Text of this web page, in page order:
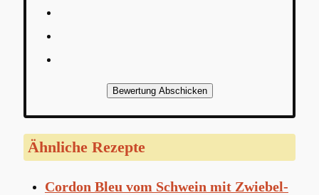
Bewertung Abschicken
Ähnliche Rezepte
Cordon Bleu vom Schwein mit Zwiebel-